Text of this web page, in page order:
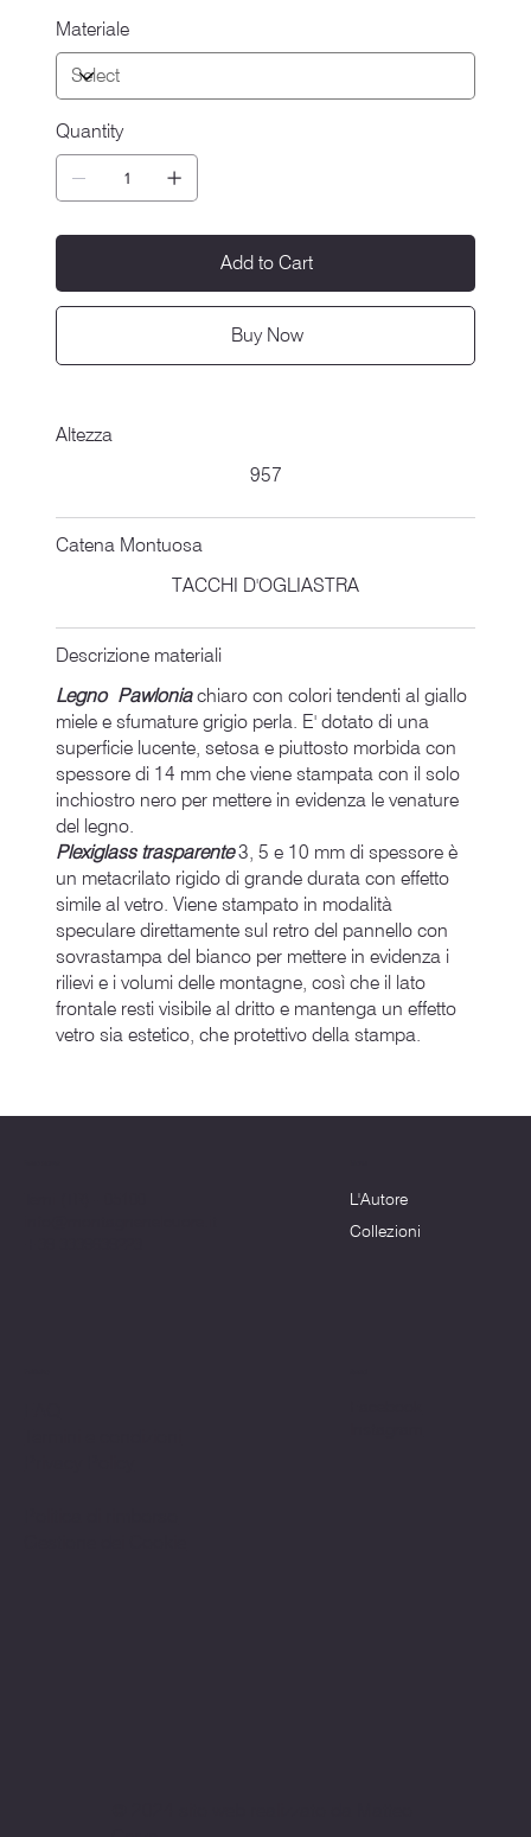
Materiale
Quantity
Add to Cart
Buy Now
Altezza
957
Catena Montuosa
TACCHI D'OGLIASTRA
Descrizione materiali
Legno Pawloniachiaro con colori tendenti al giallo
miele e sfumature grigio perla. E' dotato di una
superficie lucente, setosa e piuttosto morbida con
spessore di 14 mm che viene stampata con il solo
inchiostro nero per mettere in evidenza le venature
del legno.
Plexiglass trasparente3, 5 e 10 mm di spessore è
un metacrilato rigido di grande durata con effetto
simile al vetro. Viene stampato in modalità
speculare direttamente sul retro del pannello con
sovrastampa del bianco per mettere in evidenza i
rilievi e i volumi delle montagne, così che il lato
frontale resti visibile al dritto e mantenga un effetto
vetro sia estetico, che protettivo della stampa.
L'Autore
Collezioni